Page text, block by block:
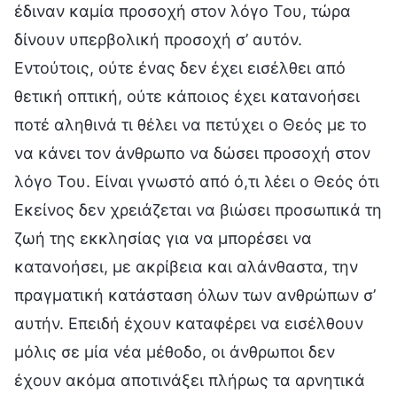
έδιναν καμία προσοχή στον λόγο Του, τώρα
δίνουν υπερβολική προσοχή σ’ αυτόν.
Εντούτοις, ούτε ένας δεν έχει εισέλθει από
θετική οπτική, ούτε κάποιος έχει κατανοήσει
ποτέ αληθινά τι θέλει να πετύχει ο Θεός με το
να κάνει τον άνθρωπο να δώσει προσοχή στον
λόγο Του. Είναι γνωστό από ό,τι λέει ο Θεός ότι
Εκείνος δεν χρειάζεται να βιώσει προσωπικά τη
ζωή της εκκλησίας για να μπορέσει να
κατανοήσει, με ακρίβεια και αλάνθαστα, την
πραγματική κατάσταση όλων των ανθρώπων σ’
αυτήν. Επειδή έχουν καταφέρει να εισέλθουν
μόλις σε μία νέα μέθοδο, οι άνθρωποι δεν
έχουν ακόμα αποτινάξει πλήρως τα αρνητικά